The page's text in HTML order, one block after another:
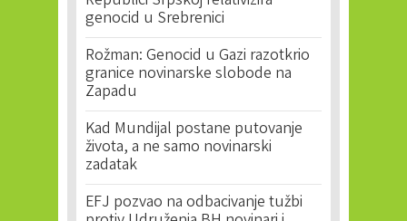
genocid u Srebrenici
Rožman: Genocid u Gazi razotkrio
granice novinarske slobode na
Zapadu
Kad Mundijal postane putovanje
života, a ne samo novinarski
zadatak
EFJ pozvao na odbacivanje tužbi